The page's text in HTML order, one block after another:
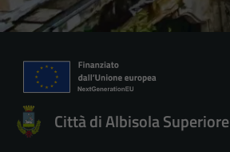
Città di Albisola Superiore